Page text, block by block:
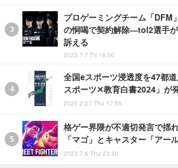
プロゲーミングチーム「DFM
の恫喝で契約解除―tol2選手
訴える
2023.7.7 Fri 18:30
全国eスポーツ浸透度を47都
スポーツ✕教育白書2024」が
2025.2.27 Thu 17:55
格ゲー界隈が不適切発言で揺
「マゴ」とキャスター「アー
2023.7.6 Thu 23:30